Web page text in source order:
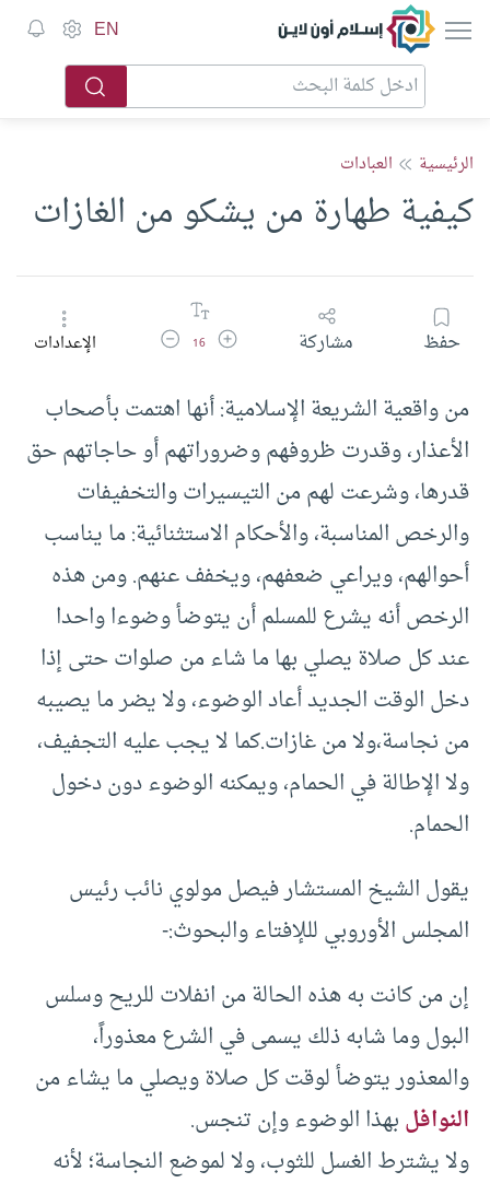
إسلام أون لاين EN
الرئيسية العبادات
كيفية طهارة من يشكو من الغازات
حفظ مشاركة زيادة حجم الخط
16 تقليل حجم الخطالإعدادات
من واقعية الشريعة الإسلامية: أنها اهتمت بأصحاب
الأعذار، وقدرت ظروفهم وضروراتهم أو حاجاتهم حق
قدرها، وشرعت لهم من التيسيرات والتخفيفات
والرخص المناسبة، والأحكام الاستثنائية: ما يناسب
أحوالهم، ويراعي ضعفهم، ويخفف عنهم. ومن هذه
الرخص أنه يشرع للمسلم أن يتوضأ وضوءا واحدا
عند كل صلاة يصلي بها ما شاء من صلوات حتى إذا
دخل الوقت الجديد أعاد الوضوء، ولا يضر ما يصيبه
من نجاسة،ولا من غازات.كما لا يجب عليه التجفيف،
ولا الإطالة في الحمام، ويمكنه الوضوء دون دخول
الحمام.
يقول الشيخ المستشار فيصل مولوي نائب رئيس
المجلس الأوروبي لللإفتاء والبحوث:-
إن من كانت به هذه الحالة من انفلات للريح وسلس
البول وما شابه ذلك يسمى في الشرع معذوراً،
والمعذور يتوضأ لوقت كل صلاة ويصلي ما يشاء من
النوافلبهذا الوضوء وإن تنجس.
ولا يشترط الغسل للثوب، ولا لموضع النجاسة؛ لأنه